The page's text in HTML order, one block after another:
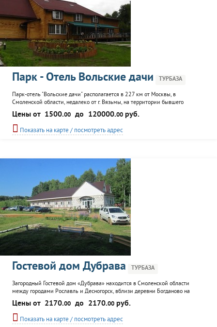
Парк - Отель Вольские дачи ТУРБАЗА
Парк-отель "Вольские дачи" располагается в 227 км от Москвы, в
Смоленской области, недалеко от г. Вязьмы, на территории бывшего
поместья помещиков Вольских. К услугам посетителей отдельные домики и
комфортабельные гостиничные номера. Ресторан в стилистике кантри.
Бильярд, баня, волейбольная площадка. Автостоянка. Организация
пикников, праздничных и тематических мероприятий...
Цены от 1500.00 до 120000.00 руб.
Показать на карте / посмотреть адрес
Гостевой дом Дубрава ТУРБАЗА
Загородный Гостевой дом «Дубрава» находится в Смоленской области
между городами Рославль и Десногорск, вблизи деревни Богданово на
берегу уникального Десногорского водохранилища. Десногорское
водохранилище известно изобилием рыбы, поэтому здесь часто проводятся
соревнования рыбаков и слеты дайверов. На прибрежной территории у нас
расположен причал и обустроен спуск на воду для лодок.
Цены от 2170.00 до 2170.00 руб.
Показать на карте / посмотреть адрес